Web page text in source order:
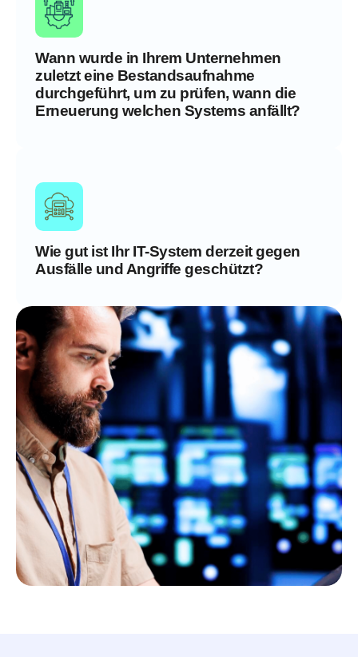
Wann wurde in Ihrem Unternehmen
zuletzt eine Bestandsaufnahme
durchgeführt, um zu prüfen, wann die
Erneuerung welchen Systems anfällt?
Wie gut ist Ihr IT-System derzeit gegen
Ausfälle und Angriffe geschützt?